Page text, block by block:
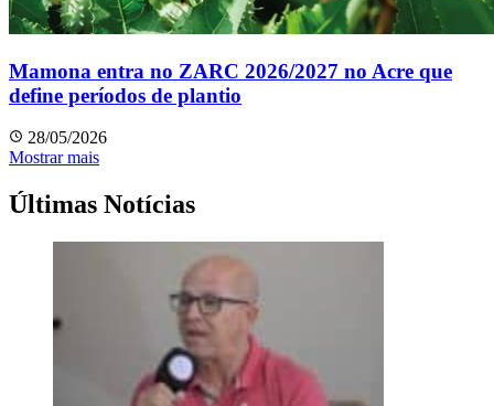
Mamona entra no ZARC 2026/2027 no Acre que
define períodos de plantio
28/05/2026
Mostrar mais
Últimas Notícias